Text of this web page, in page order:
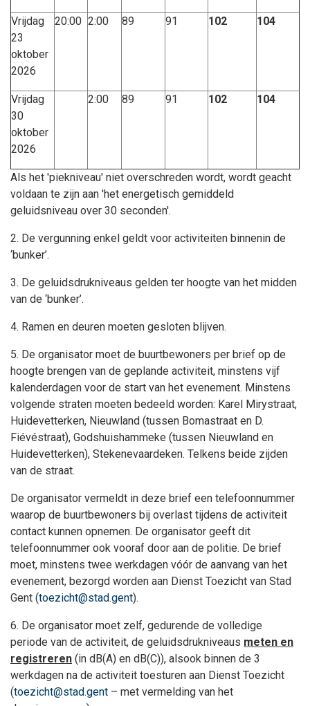
Vrijdag
23
oktober
2026
20:00 2:00 89 91 102 104
Vrijdag
30
oktober
2026
2:00 89 91 102 104
Als het 'piekniveau' niet overschreden wordt, wordt geacht
voldaan te zijn aan 'het energetisch gemiddeld
geluidsniveau over 30 seconden'.
2. De vergunning enkel geldt voor activiteiten binnenin de
‘bunker’.
3. De geluidsdrukniveaus gelden ter hoogte van het midden
van de ‘bunker’.
4. Ramen en deuren moeten gesloten blijven.
5. De organisator moet de buurtbewoners per brief op de
hoogte brengen van de geplande activiteit, minstens vijf
kalenderdagen voor de start van het evenement. Minstens
volgende straten moeten bedeeld worden: Karel Mirystraat,
Huidevetterken, Nieuwland (tussen Bomastraat en D.
Fiévéstraat), Godshuishammeke (tussen Nieuwland en
Huidevetterken), Stekenevaardeken. Telkens beide zijden
van de straat.
De organisator vermeldt in deze brief een telefoonnummer
waarop de buurtbewoners bij overlast tijdens de activiteit
contact kunnen opnemen. De organisator geeft dit
telefoonnummer ook vooraf door aan de politie. De brief
moet, minstens twee werkdagen vóór de aanvang van het
evenement, bezorgd worden aan Dienst Toezicht van Stad
Gent (toezicht@stad.gent).
6. De organisator moet zelf, gedurende de volledige
periode van de activiteit, de geluidsdrukniveaus meten en
registreren (in dB(A) en dB(C)), alsook binnen de 3
werkdagen na de activiteit toesturen aan Dienst Toezicht
(toezicht@stad.gent – met vermelding van het